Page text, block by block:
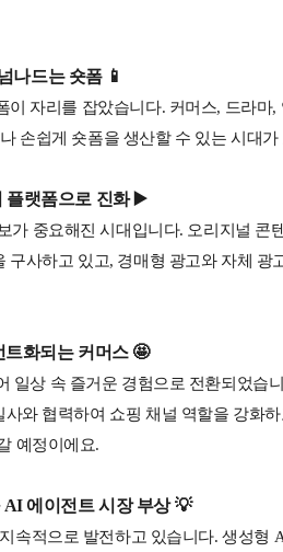
나드는 숏폼 📱
자리를 잡았습니다. 커머스, 드라마
손쉽게 숏폼을 생산할 수 있는 시대
플랫폼으로 진화 ▶️
가 중요해진 시대입니다. 오리지널 콘
구사하고 있고, 경매형 광고와 자체
트화되는 커머스 🤩
일상 속 즐거운 경험으로 전환되었습
와 협력하여 쇼핑 채널 역할을 강화
예정이에요.
에이전트 시장 부상 💡
속적으로 발전하고 있습니다. 생성형